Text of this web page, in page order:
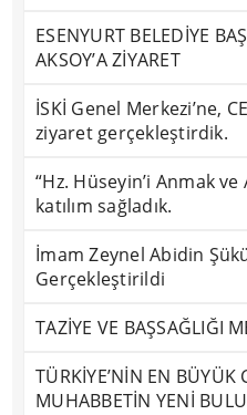
ESENYURT BELEDİYE
AKSOY’A ZİYARET
İSKİ Genel Merkezi’ne,
ziyaret gerçekleştirdik.
“Hz. Hüseyin’i Anmak
katılım sağladık.
İmam Zeynel Abidin
Gerçekleştirildi
TAZİYE VE BAŞSAĞLIĞI
TÜRKİYE’NİN EN BÜYÜK
MUHABBETİN YENİ